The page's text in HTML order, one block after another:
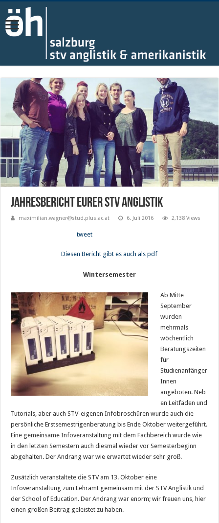
Jahresbericht eurer STV Anglistik
maximilian.wagner@stud.plus.ac.at 6. Juli 2016 2,138 Views
tweet
Diesen Bericht gibt es auch als pdf
Wintersemester
Ab Mitte
September
wurden
mehrmals
wöchentlich
Beratungszeiten
für
Studienanfänger
Innen
angeboten. Neb
en Leitfäden und
Tutorials, aber auch STV-eigenen Infobroschüren wurde auch die
persönliche Erstsemestrigenberatung bis Ende Oktober weitergeführt.
Eine gemeinsame Infoveranstaltung mit dem Fachbereich wurde wie
in den letzten Semestern auch diesmal wieder vor Semesterbeginn
abgehalten. Der Andrang war wie erwartet wieder sehr groß.
Zusätzlich veranstaltete die STV am 13. Oktober eine
Infoveranstaltung zum Lehramt gemeinsam mit der STV Anglistik und
der School of Education. Der Andrang war enorm; wir freuen uns, hier
einen großen Beitrag geleistet zu haben.